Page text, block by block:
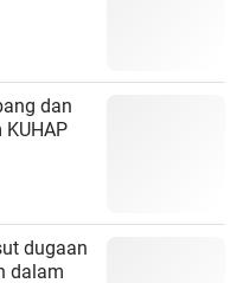
dan
dugaan
dalam